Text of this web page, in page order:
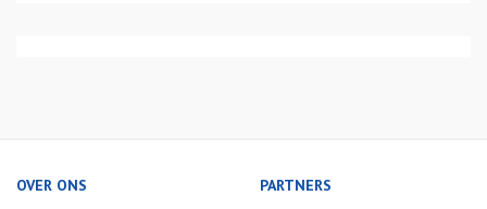
OVER ONS PARTNERS